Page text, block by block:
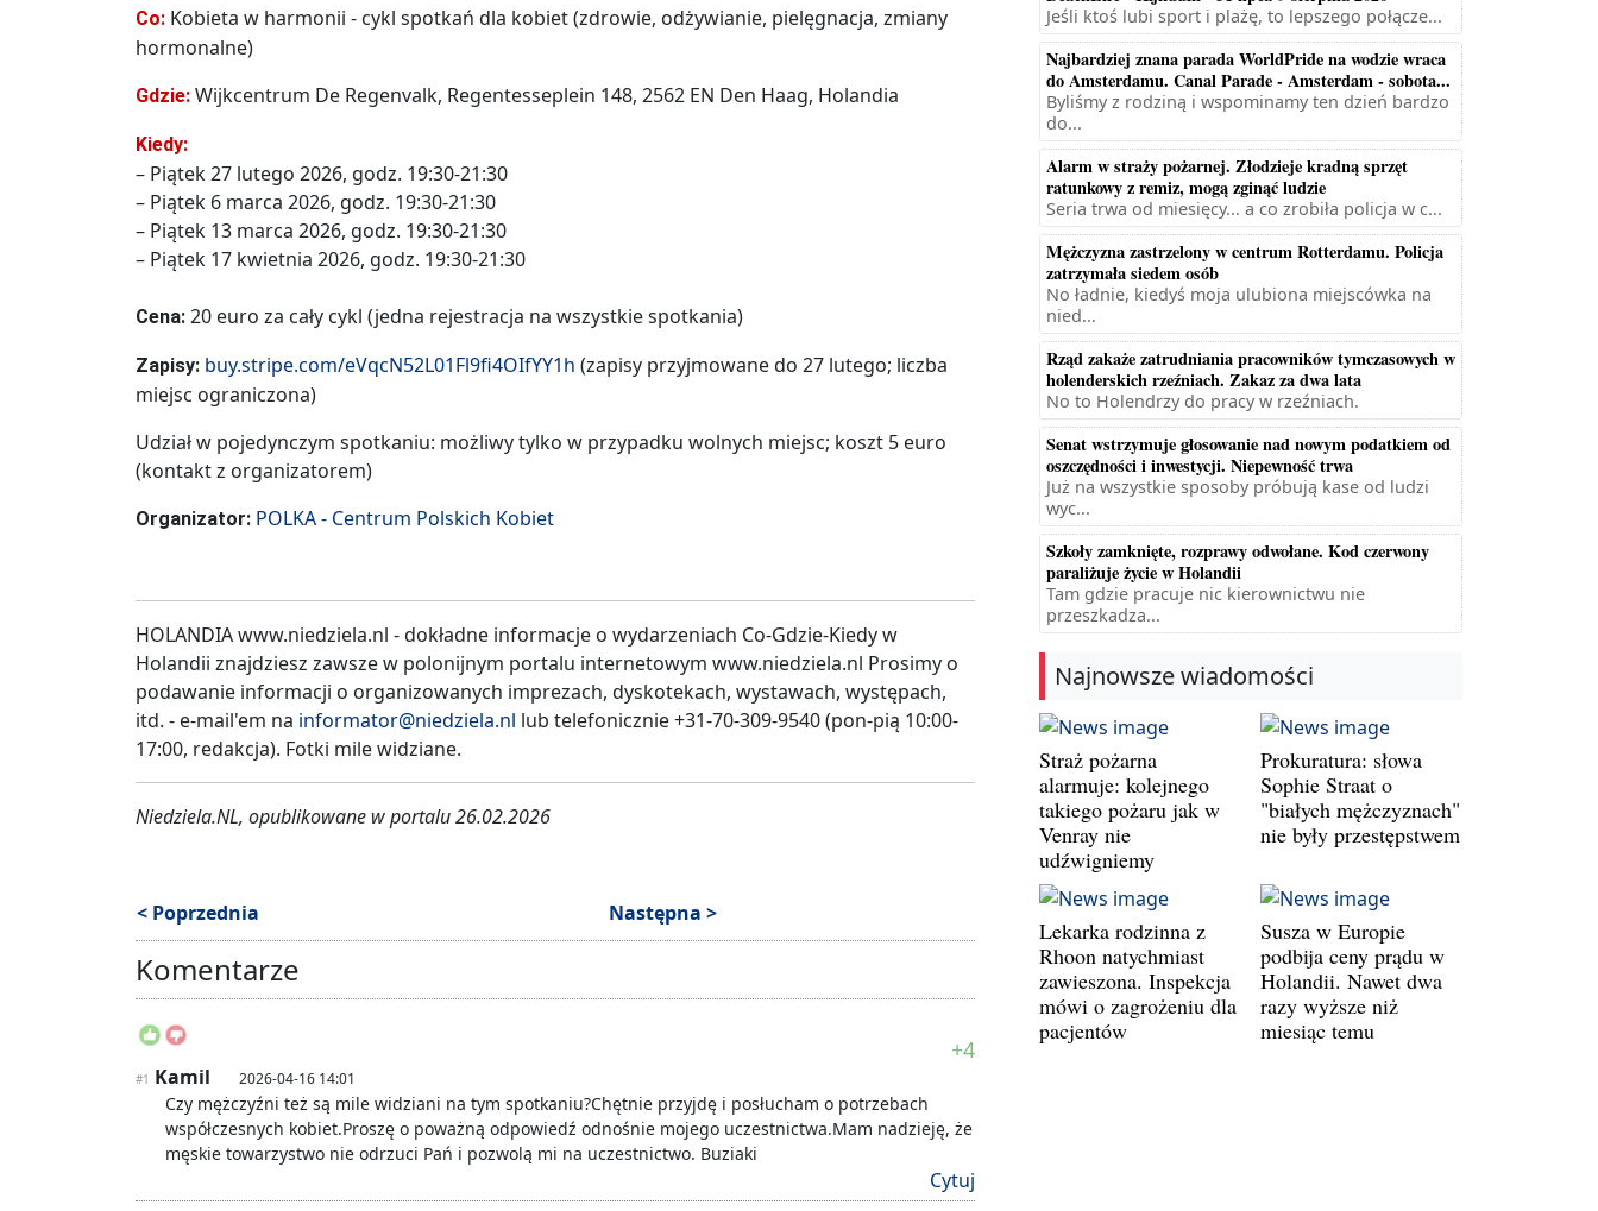
Co: Kobieta w harmonii - cykl spotkań dla kobiet (zdrowie, odżywianie, pielęgnacja, zmiany
hormonalne)
Gdzie: Wijkcentrum De Regenvalk, Regentesseplein 148, 2562 EN Den Haag, Holandia
Kiedy:
– Piątek 27 lutego 2026, godz. 19:30-21:30
– Piątek 6 marca 2026, godz. 19:30-21:30
– Piątek 13 marca 2026, godz. 19:30-21:30
– Piątek 17 kwietnia 2026, godz. 19:30-21:30
Cena: 20 euro za cały cykl (jedna rejestracja na wszystkie spotkania)
Zapisy: buy.stripe.com/eVqcN52L01Fl9fi4OIfYY1h (zapisy przyjmowane do 27 lutego; liczba
miejsc ograniczona)
Udział w pojedynczym spotkaniu: możliwy tylko w przypadku wolnych miejsc; koszt 5 euro
(kontakt z organizatorem)
Organizator: POLKA - Centrum Polskich Kobiet
HOLANDIA www.niedziela.nl - dokładne informacje o wydarzeniach Co-Gdzie-Kiedy w
Holandii znajdziesz zawsze w polonijnym portalu internetowym www.niedziela.nl Prosimy o
podawanie informacji o organizowanych imprezach, dyskotekach, wystawach, występach,
itd. - e-mail'em na informator@niedziela.nl lub telefonicznie +31-70-309-9540 (pon-pią 10:00-
17:00, redakcja). Fotki mile widziane.
Niedziela.NL, opublikowane w portalu 26.02.2026
< Poprzednia Następna >
Komentarze
+4
#1 Kamil 2026-04-16 14:01
Czy mężczyźni też są mile widziani na tym spotkaniu?Chętnie przyjdę i posłucham o potrzebach
współczesnych kobiet.Proszę o poważną odpowiedź odnośnie mojego uczestnictwa.Mam nadzieję, że
męskie towarzystwo nie odrzuci Pań i pozwolą mi na uczestnictwo. Buziaki
Cytuj
Jeśli ktoś lubi sport i plażę, to lepszego połącze...
Najbardziej znana parada WorldPride na wodzie wraca
do Amsterdamu. Canal Parade - Amsterdam - sobota...
Byliśmy z rodziną i wspominamy ten dzień bardzo
do...
Alarm w straży pożarnej. Złodzieje kradną sprzęt
ratunkowy z remiz, mogą zginąć ludzie
Seria trwa od miesięcy... a co zrobiła policja w c...
Mężczyzna zastrzelony w centrum Rotterdamu. Policja
zatrzymała siedem osób
No ładnie, kiedyś moja ulubiona miejscówka na
nied...
Rząd zakaże zatrudniania pracowników tymczasowych w
holenderskich rzeźniach. Zakaz za dwa lata
No to Holendrzy do pracy w rzeźniach.
Senat wstrzymuje głosowanie nad nowym podatkiem od
oszczędności i inwestycji. Niepewność trwa
Już na wszystkie sposoby próbują kase od ludzi
wyc...
Szkoły zamknięte, rozprawy odwołane. Kod czerwony
paraliżuje życie w Holandii
Tam gdzie pracuje nic kierownictwu nie
przeszkadza...
Najnowsze wiadomości
Straż pożarna
alarmuje: kolejnego
takiego pożaru jak w
Venray nie
udźwigniemy
Prokuratura: słowa
Sophie Straat o
"białych mężczyznach"
nie były przestępstwem
Lekarka rodzinna z
Rhoon natychmiast
zawieszona. Inspekcja
mówi o zagrożeniu dla
pacjentów
Susza w Europie
podbija ceny prądu w
Holandii. Nawet dwa
razy wyższe niż
miesiąc temu